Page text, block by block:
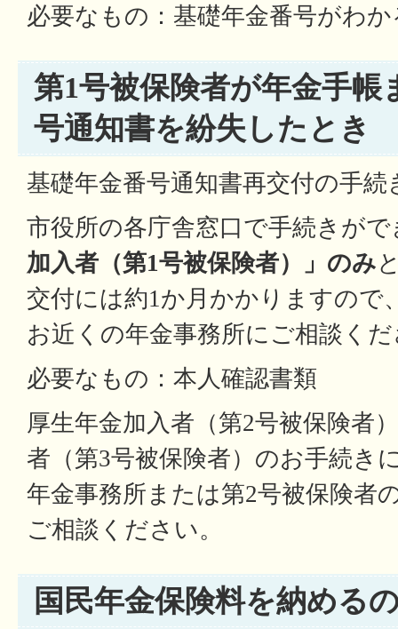
必要なもの：基礎年金番号がわ
第1号被保険者が年金手帳
号通知書を紛失したとき
基礎年金番号通知書再交付の手
市役所の各庁舎窓口で手続きが
加入者（第1号被保険者）」のみ
交付には約1か月かかりますので
お近くの年金事務所にご相談く
必要なもの：本人確認書類
厚生年金加入者（第2号被保険者
者（第3号被保険者）のお手続き
年金事務所または第2号被保険者
ご相談ください。
国民年金保険料を納める